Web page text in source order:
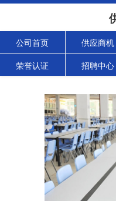
公司首页 供应商机
荣誉认证 招聘中心